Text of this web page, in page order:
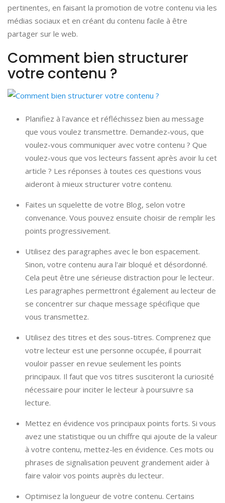
pertinentes, en faisant la promotion de votre contenu via les
médias sociaux et en créant du contenu facile à être
partager sur le web.
Comment bien structurer
votre contenu ?
Planifiez à l'avance et réfléchissez bien au message
que vous voulez transmettre. Demandez-vous, que
voulez-vous communiquer avec votre contenu ? Que
voulez-vous que vos lecteurs fassent après avoir lu cet
article ? Les réponses à toutes ces questions vous
aideront à mieux structurer votre contenu.
Faites un squelette de votre Blog, selon votre
convenance. Vous pouvez ensuite choisir de remplir les
points progressivement.
Utilisez des paragraphes avec le bon espacement.
Sinon, votre contenu aura l'air bloqué et désordonné.
Cela peut être une sérieuse distraction pour le lecteur.
Les paragraphes permettront également au lecteur de
se concentrer sur chaque message spécifique que
vous transmettez.
Utilisez des titres et des sous-titres. Comprenez que
votre lecteur est une personne occupée, il pourrait
vouloir passer en revue seulement les points
principaux. Il faut que vos titres susciteront la curiosité
nécessaire pour inciter le lecteur à poursuivre sa
lecture.
Mettez en évidence vos principaux points forts. Si vous
avez une statistique ou un chiffre qui ajoute de la valeur
à votre contenu, mettez-les en évidence. Ces mots ou
phrases de signalisation peuvent grandement aider à
faire valoir vos points auprès du lecteur.
Optimisez la longueur de votre contenu. Certains